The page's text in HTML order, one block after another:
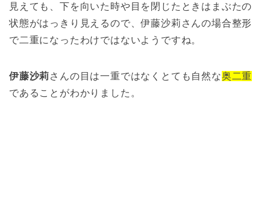
見えても、下を向いた時や目を閉じたときはまぶたの
状態がはっきり見えるので、伊藤沙莉さんの場合整形
で二重になったわけではないようですね。
伊藤沙莉さんの目は一重ではなくとても自然な奥二重
であることがわかりました。